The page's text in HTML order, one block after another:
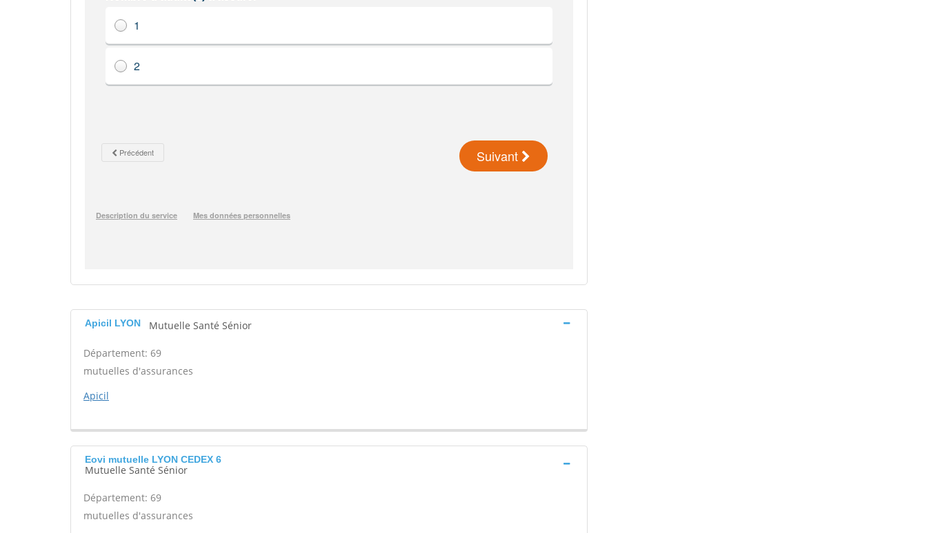
Apicil LYON Mutuelle Santé Sénior
Département: 69
mutuelles d'assurances
Apicil
Eovi mutuelle LYON CEDEX 6
Mutuelle Santé Sénior
Département: 69
mutuelles d'assurances